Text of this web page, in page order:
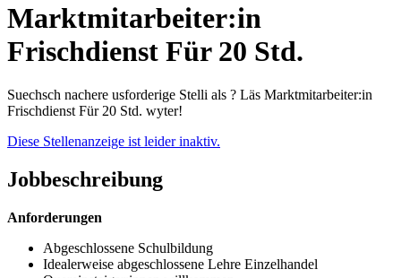
Marktmitarbeiter:in
Frischdienst Für 20 Std.
Suechsch nachere usforderige Stelli als ? Läs Marktmitarbeiter:in
Frischdienst Für 20 Std. wyter!
Diese Stellenanzeige ist leider inaktiv.
Jobbeschreibung
Anforderungen
Abgeschlossene Schulbildung
Idealerweise abgeschlossene Lehre Einzelhandel